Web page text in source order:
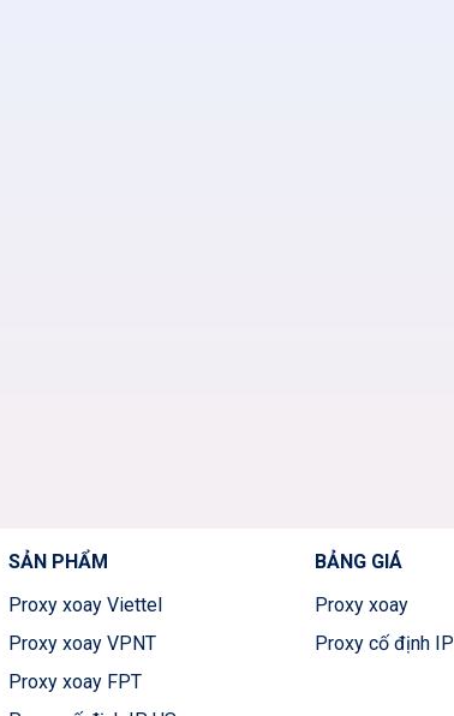
SẢN PHẨM
Proxy xoay Viettel
Proxy xoay VPNT
Proxy xoay FPT
BẢNG GIÁ
Proxy xoay
Proxy cố định IP